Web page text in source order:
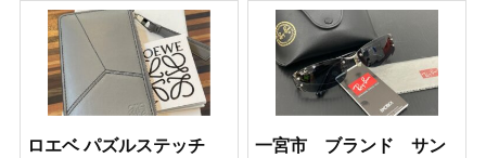
ロエベ パズルステッチ
一宮市 ブランド サン